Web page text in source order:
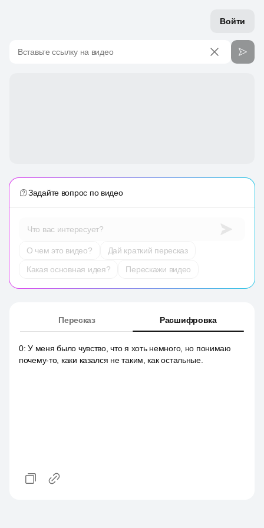
Войти
Вставьте ссылку на видео
Задайте вопрос по видео
Что вас интересует?
О чем это видео?
Дай краткий пересказ
Какая основная идея?
Перескажи видео
Пересказ Расшифровка
0:У меня было чувство, что я хоть немного, но понимаю
почему-то, каки казался не таким, как остальные.